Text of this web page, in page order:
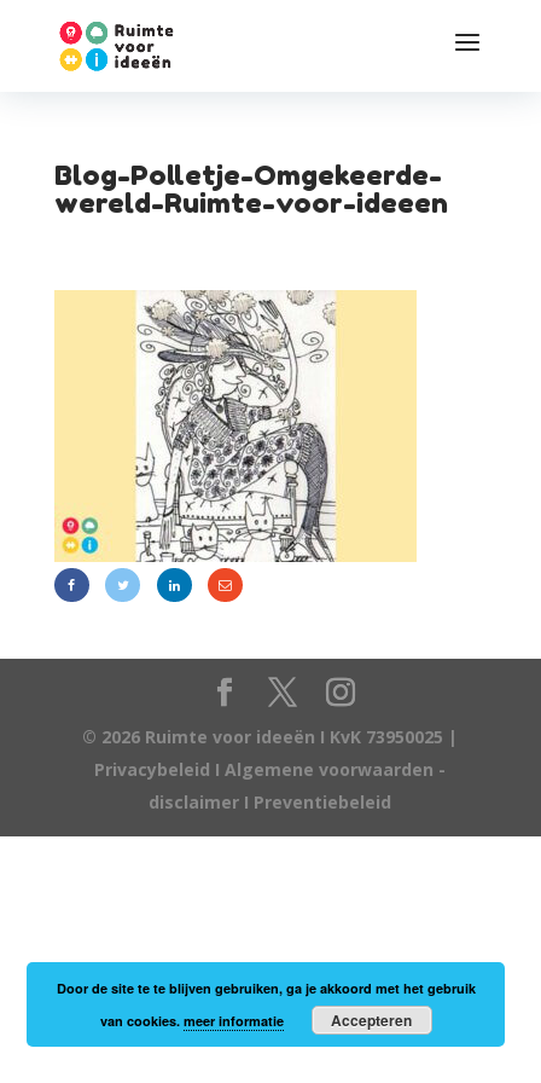
Blog-Polletje-Omgekeerde-
wereld-Ruimte-voor-ideeen
© 2026 Ruimte voor ideeën I KvK 73950025 |
Privacybeleid IAlgemene voorwaarden -
disclaimer I Preventiebeleid
Door de site te te blijven gebruiken, ga je akkoord met het gebruik
van cookies. meer informatie Accepteren